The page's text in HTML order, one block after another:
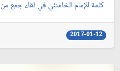
كلمة الإمام الخامنئي في لقاء جمع
2017-01-12